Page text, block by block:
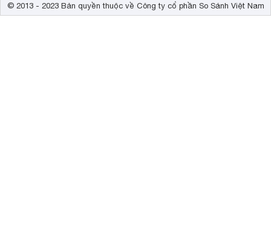
© 2013 - 2023 Bản quyền thuộc về Công ty cổ phần So Sánh Việt Nam